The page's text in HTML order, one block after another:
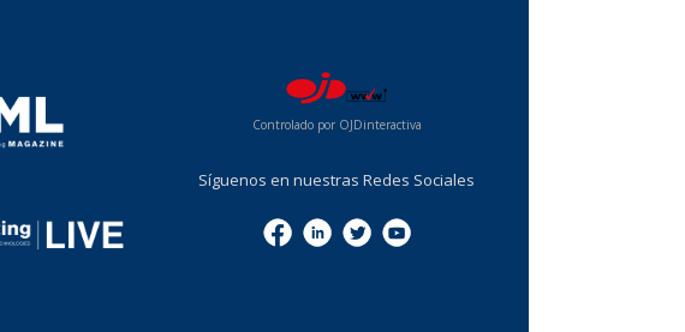
Controlado por OJDinteractiva
Síguenos en nuestras Redes Sociales